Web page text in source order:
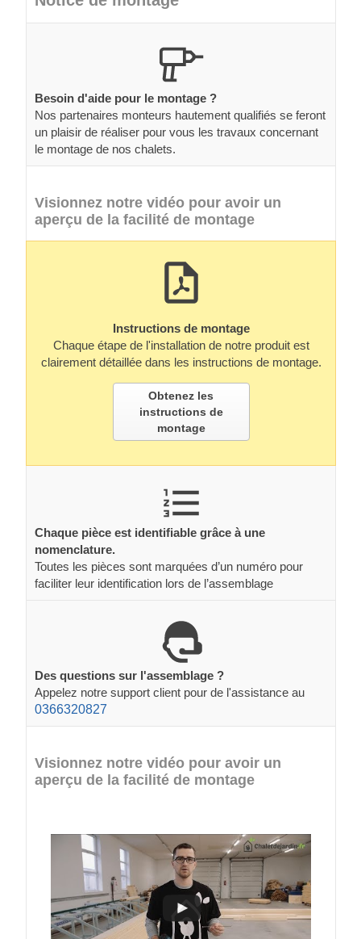
Besoin d'aide pour le montage ?
Nos partenaires monteurs hautement qualifiés se feront
un plaisir de réaliser pour vous les travaux concernant
le montage de nos chalets.
Visionnez notre vidéo pour avoir un
aperçu de la facilité de montage
Instructions de montage
Chaque étape de l'installation de notre produit est
clairement détaillée dans les instructions de montage.
Obtenez les
instructions de
montage
Chaque pièce est identifiable grâce à une
nomenclature.
Toutes les pièces sont marquées d’un numéro pour
faciliter leur identification lors de l’assemblage
Des questions sur l'assemblage ?
Appelez notre support client pour de l'assistance au
0366320827
Visionnez notre vidéo pour avoir un
aperçu de la facilité de montage